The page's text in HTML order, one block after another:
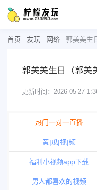
首页 友玩 网络 郭美美生
郭美美生日（郭美
更新时间：2026-05-27
热门一对一直播
黄|瓜|视|频
福利小视频app下载
男人都喜欢的视频